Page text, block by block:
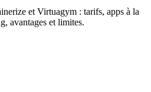
et Virtuagym : tarifs, apps à la
avantages et limites.